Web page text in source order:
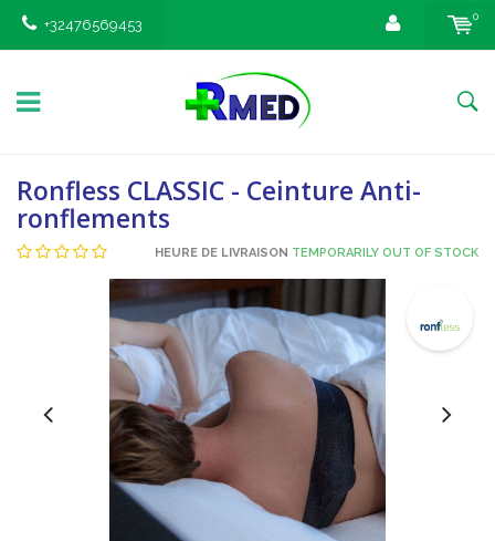
+32476569453
0
Ronfless CLASSIC - Ceinture Anti-
ronflements
HEURE DE LIVRAISON TEMPORARILY OUT OF STOCK